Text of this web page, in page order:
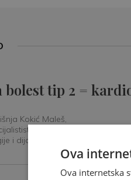
bolest tip 2 =
Kokić Maleš,
i dijabetologije
Ova
Ova internetska